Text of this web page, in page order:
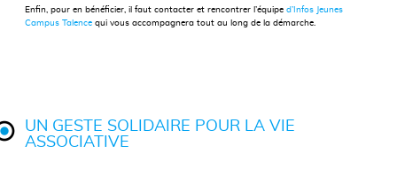
Enfin, pour en bénéficier, il faut contacter et rencontrer l’équiped’Infos Jeunes
Campus Talencequi vous accompagnera tout au long de la démarche.
UN GESTE SOLIDAIRE POUR LA VIE
ASSOCIATIVE